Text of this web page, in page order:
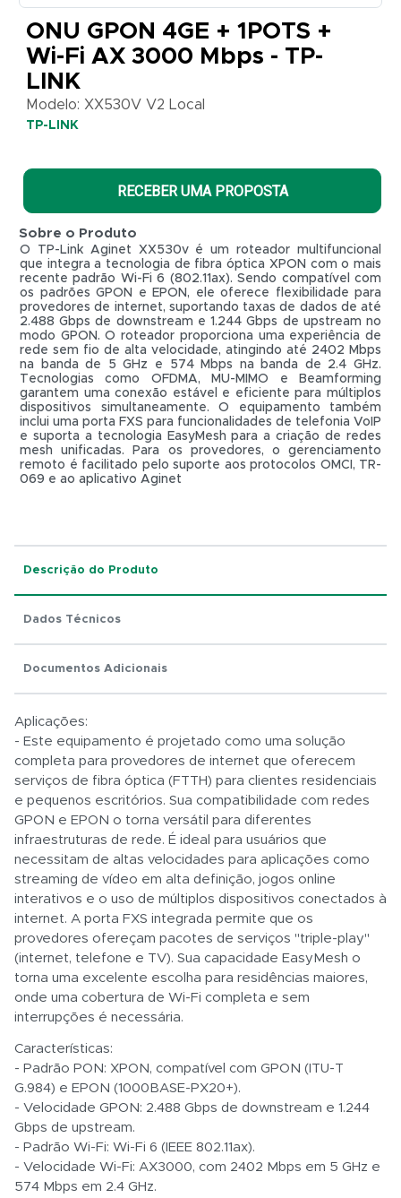
-
TP-
LINK
Modelo:
XX530V
V2
LINK
ONU GPON 4GE + 1POTS +
Wi-Fi AX 3000 Mbps - TP-
LINK
Modelo: XX530V V2 Local
TP-LINK
RECEBER UMA PROPOSTA
R$ 0,01
R$ 0,01
Sobre o Produto
O TP-Link Aginet XX530v é um roteador multifuncional
que integra a tecnologia de fibra óptica XPON com o mais
recente padrão Wi-Fi 6 (802.11ax). Sendo compatível com
os padrões GPON e EPON, ele oferece flexibilidade para
provedores de internet, suportando taxas de dados de até
2.488 Gbps de downstream e 1.244 Gbps de upstream no
modo GPON. O roteador proporciona uma experiência de
rede sem fio de alta velocidade, atingindo até 2402 Mbps
na banda de 5 GHz e 574 Mbps na banda de 2.4 GHz.
Tecnologias como OFDMA, MU-MIMO e Beamforming
garantem uma conexão estável e eficiente para múltiplos
dispositivos simultaneamente. O equipamento também
inclui uma porta FXS para funcionalidades de telefonia VoIP
e suporta a tecnologia EasyMesh para a criação de redes
mesh unificadas. Para os provedores, o gerenciamento
remoto é facilitado pelo suporte aos protocolos OMCI, TR-
069 e ao aplicativo Aginet
Descrição do Produto
Dados Técnicos
Documentos Adicionais
Aplicações:
- Este equipamento é projetado como uma solução
completa para provedores de internet que oferecem
serviços de fibra óptica (FTTH) para clientes residenciais
e pequenos escritórios. Sua compatibilidade com redes
GPON e EPON o torna versátil para diferentes
infraestruturas de rede. É ideal para usuários que
necessitam de altas velocidades para aplicações como
streaming de vídeo em alta definição, jogos online
interativos e o uso de múltiplos dispositivos conectados à
internet. A porta FXS integrada permite que os
provedores ofereçam pacotes de serviços "triple-play"
(internet, telefone e TV). Sua capacidade EasyMesh o
torna uma excelente escolha para residências maiores,
onde uma cobertura de Wi-Fi completa e sem
interrupções é necessária.
Características:
- Padrão PON: XPON, compatível com GPON (ITU-T
G.984) e EPON (1000BASE-PX20+).
- Velocidade GPON: 2.488 Gbps de downstream e 1.244
Gbps de upstream.
- Padrão Wi-Fi: Wi-Fi 6 (IEEE 802.11ax).
- Velocidade Wi-Fi: AX3000, com 2402 Mbps em 5 GHz e
574 Mbps em 2.4 GHz.